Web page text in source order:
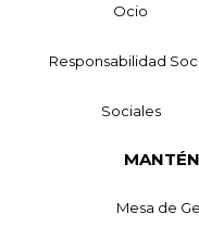
Ocio
Responsabilidad
Sociales
Mesa de